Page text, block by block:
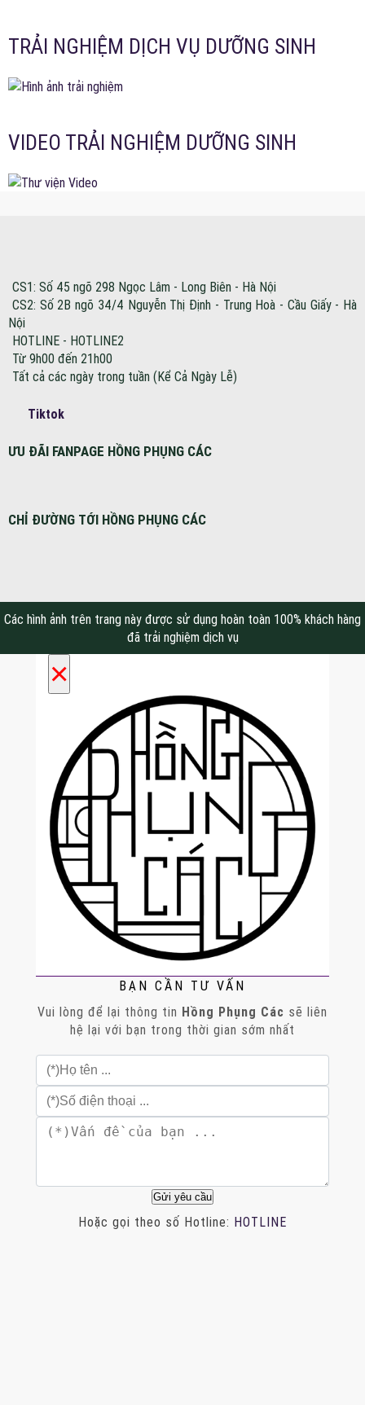
TRẢI NGHIỆM DỊCH VỤ DƯỠNG SINH
VIDEO TRẢI NGHIỆM DƯỠNG SINH
CS1: Số 45 ngõ 298 Ngọc Lâm - Long Biên - Hà Nội
CS2: Số 2B ngõ 34/4 Nguyễn Thị Định - Trung Hoà - Cầu Giấy - Hà
Nội
HOTLINE - HOTLINE2
Từ 9h00 đến 21h00
Tất cả các ngày trong tuần (Kể Cả Ngày Lễ)
Tiktok
ƯU ĐÃI FANPAGE HỒNG PHỤNG CÁC
CHỈ ĐƯỜNG TỚI HỒNG PHỤNG CÁC
Các hình ảnh trên trang này được sử dụng hoàn toàn 100% khách hàng
đã trải nghiệm dịch vụ
×
BẠN CẦN TƯ VẤN
Vui lòng để lại thông tin Hồng Phụng Các sẽ liên
hệ lại với bạn trong thời gian sớm nhất
Hoặc gọi theo số Hotline: HOTLINE